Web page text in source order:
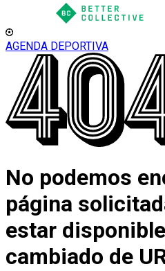
AGENDA DEPORTIVA
No podemos
página
estar
cambiado de